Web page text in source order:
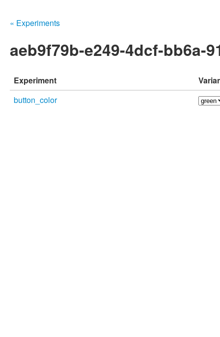
« Experiments
aeb9f79b-e249-4dcf-bb6a-
Experiment
button_color